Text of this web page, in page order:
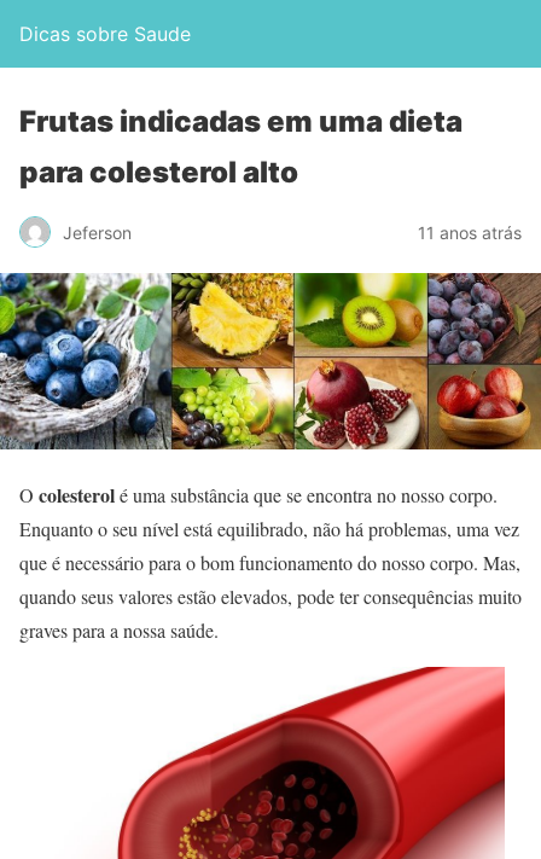
Dicas sobre Saude
Frutas indicadas em uma dieta
para colesterol alto
Jeferson 11 anos atrás
O colesterolé uma substância que se encontra no nosso corpo.
Enquanto o seu nível está equilibrado, não há problemas, uma vez
que é necessário para o bom funcionamento do nosso corpo. Mas,
quando seus valores estão elevados, pode ter consequências muito
graves para a nossa saúde.